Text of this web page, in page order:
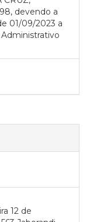
devendo a
01/09/2023 a
12 de